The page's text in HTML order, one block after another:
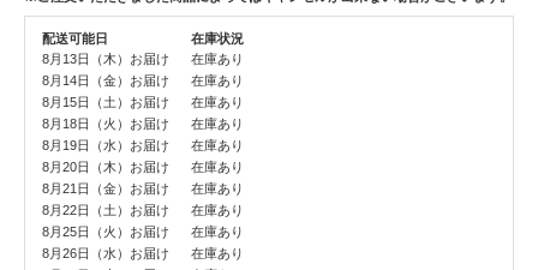
配送可能日
在庫状況
8月13日（木）お届け
在庫あり
8月14日（金）お届け
在庫あり
8月15日（土）お届け
在庫あり
8月18日（火）お届け
在庫あり
8月19日（水）お届け
在庫あり
8月20日（木）お届け
在庫あり
8月21日（金）お届け
在庫あり
8月22日（土）お届け
在庫あり
8月25日（火）お届け
在庫あり
8月26日（水）お届け
在庫あり